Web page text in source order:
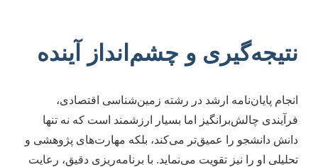
نتیجه‌گیری و چشم‌انداز آینده
انجام پایان‌نامه ارشد در رشته زمین‌شناسی اقتصادی،
فرآیندی چالش‌برانگیز اما بسیار ارزشمند است که نه تنها
دانش دانشجو را عمیق‌تر می‌کند، بلکه مهارت‌های پژوهشی و
تحلیلی او را نیز تقویت می‌نماید. با برنامه‌ریزی دقیق، رعایت